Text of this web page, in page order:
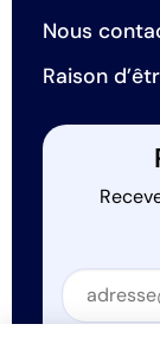
Nous
Raison
Section